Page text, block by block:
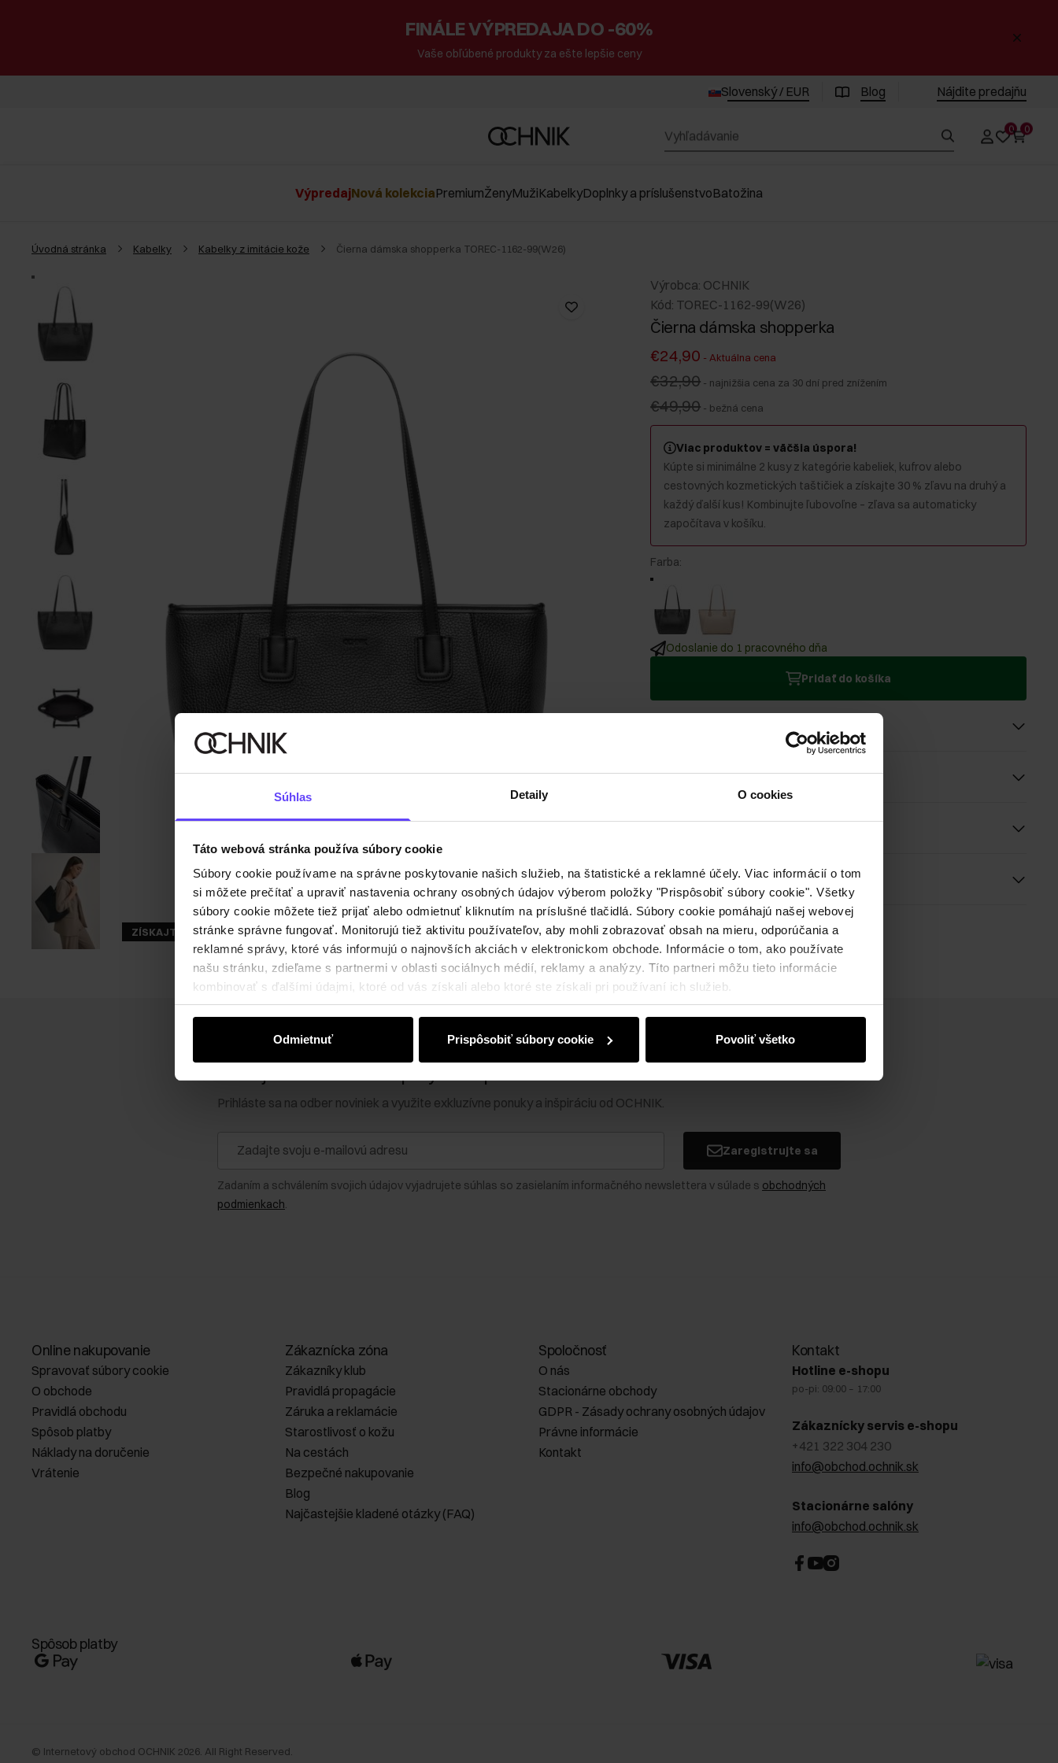
Súhlas Detaily O cookies
Táto webová stránka používa súbory cookie
Súbory cookie používame na správne poskytovanie našich služieb, na štatistické a reklamné účely. Viac informácií o tom
si môžete prečítať a upraviť nastavenia ochrany osobných údajov výberom položky "Prispôsobiť súbory cookie". Všetky
súbory cookie môžete tiež prijať alebo odmietnuť kliknutím na príslušné tlačidlá. Súbory cookie pomáhajú našej webovej
stránke správne fungovať. Monitorujú tiež aktivitu používateľov, aby mohli zobrazovať obsah na mieru, odporúčania a
reklamné správy, ktoré vás informujú o najnovších akciách v elektronickom obchode. Informácie o tom, ako používate
našu stránku, zdieľame s partnermi v oblasti sociálnych médií, reklamy a analýzy. Títo partneri môžu tieto informácie
kombinovať s ďalšími údajmi, ktoré od vás získali alebo ktoré ste získali pri používaní ich služieb.
Odmietnuť Prispôsobiť súbory cookie Povoliť všetko
FINÁLE VÝPREDAJA DO -60%
Vaše obľúbené produkty za ešte lepšie ceny
Slovenský / EUR Blog Nájdite predajňu
0 0
VýpredajNová kolekciaPremiumŽenyMužiKabelkyDoplnky a príslušenstvoBatožina
Úvodná stránka Kabelky Kabelky z imitácie kože Čierna dámska shopperka TOREC-1162-99(W26)
ZÍSKAJTE -30%
Výrobca: OCHNIK
Kód: TOREC-1162-99(W26)
Čierna dámska shopperka
€24,90 - Aktuálna cena
€32,90 - najnižšia cena za 30 dní pred znížením
€49,90 - bežná cena
Viac produktov = väčšia úspora!
Kúpte si minimálne 2 kusy z kategórie kabeliek, kufrov alebo
cestovných kozmetických taštičiek a získajte 30 % zľavu na druhý a
každý ďalší kus! Kombinujte ľubovoľne – zľava sa automaticky
započítava v košíku.
Farba:
Odoslanie do 1 pracovného dňa
Pridať do košíka
Detaily
Zloženie a rozmery
Recenzie
Prihláste sa na odber noviniek a využite exkluzívne ponuky a inšpiráciu od OCHNIK.
Zaregistrujte sa
Zadaním a schválením svojich údajov vyjadrujete súhlas so zasielaním informačného newslettera v súlade s obchodných
podmienkach.
Online nakupovanie
Spravovať súbory cookie
O obchode
Pravidlá obchodu
Spôsob platby
Náklady na doručenie
Vrátenie
Zákaznícka zóna
Zákazníky klub
Pravidlá propagácie
Záruka a reklamácie
Starostlivosť o kožu
Na cestách
Bezpečné nakupovanie
Blog
Najčastejšie kladené otázky (FAQ)
Spoločnosť
O nás
Stacionárne obchody
GDPR - Zásady ochrany osobných údajov
Právne informácie
Kontakt
Kontakt
Hotline e-shopu
po-pi: 09:00 – 17:00
Zákaznícky servis e-shopu
+421 322 304 230
info@obchod.ochnik.sk
Stacionárne salóny
info@obchod.ochnik.sk
Spôsob platby
© Internetový obchod OCHNIK 2026 . All Right Reserved.